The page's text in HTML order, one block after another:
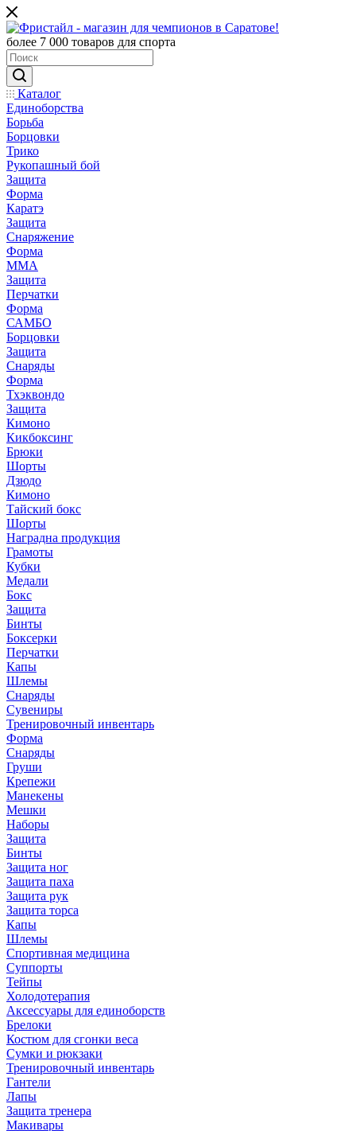
более 7 000 товаров для спорта
Каталог
Единоборства
Борьба
Борцовки
Трико
Рукопашный бой
Защита
Форма
Каратэ
Защита
Снаряжение
Форма
ММА
Защита
Перчатки
Форма
САМБО
Борцовки
Защита
Снаряды
Форма
Тхэквондо
Защита
Кимоно
Кикбоксинг
Брюки
Шорты
Дзюдо
Кимоно
Тайский бокс
Шорты
Наградна продукция
Грамоты
Кубки
Медали
Бокс
Защита
Бинты
Боксерки
Перчатки
Капы
Шлемы
Снаряды
Сувениры
Тренировочный инвентарь
Форма
Снаряды
Груши
Крепежи
Манекены
Мешки
Наборы
Защита
Бинты
Защита ног
Защита паха
Защита рук
Защита торса
Капы
Шлемы
Спортивная медицина
Суппорты
Тейпы
Холодотерапия
Аксессуары для единоборств
Брелоки
Костюм для сгонки веса
Сумки и рюкзаки
Тренировочный инвентарь
Гантели
Лапы
Защита тренера
Макивары